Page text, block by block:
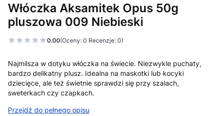
Włóczka Aksamitek Opus 50g
pluszowa 009 Niebieski
0.00(Oceny: 0 Recenzje: 0)
Najmilsza w dotyku włóczka na świecie. Niezwykle puchaty,
bardzo delikatny plusz. Idealna na maskotki lub kocyki
dziecięce, ale też świetnie sprawdzi się przy szalach,
sweterkach czy czapkach.
Przejdź do pełnego opisu